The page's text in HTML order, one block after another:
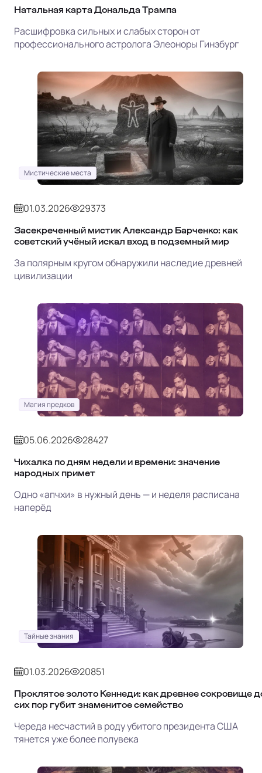
Натальная карта Дональда Трампа
Расшифровка сильных и слабых сторон от
профессионального астролога Элеоноры Гинзбург
Мистические места
01.03.2026 29373
Засекреченный мистик Александр Барченко: как
советский учёный искал вход в подземный мир
За полярным кругом обнаружили наследие древней
цивилизации
Магия предков
05.06.2026 28427
Чихалка по дням недели и времени: значение
народных примет
Одно «апчхи» в нужный день — и неделя расписана
наперёд
Тайные знания
01.03.2026 20851
Проклятое золото Кеннеди: как древнее сокровище
сих пор губит знаменитое семейство
Череда несчастий в роду убитого президента США
тянется уже более полувека